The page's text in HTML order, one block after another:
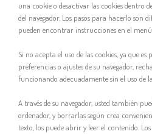
una cookie o desactivar las cookies dentro
del navegador. Los pasos para hacerlo son
pueden encontrar instrucciones en el menú
Si no acepta el uso de las cookies, ya que es
preferencias o ajustes de su navegador,
funcionando adecuadamente sin el uso de
A través de su navegador, usted también
ordenador, y borrarlas según crea
texto, los puede abrir y leer el contenido.